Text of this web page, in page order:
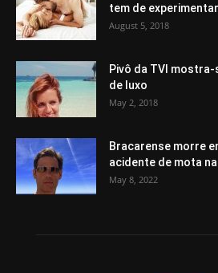
tem de
August 5, 2018
Pivô da TVI
de luxo
May 2, 2018
Bracarense morre
acidente de mota na
May 8, 2022